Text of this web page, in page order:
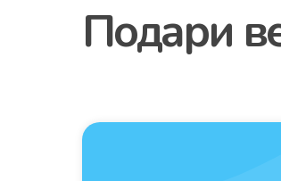
Подари